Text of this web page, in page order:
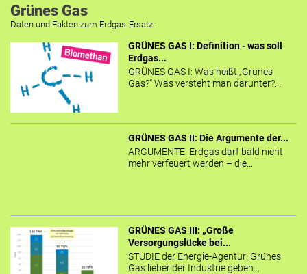
Grünes Gas
Daten und Fakten zum Erdgas-Ersatz.
GRÜNES GAS I: Definition - was soll
Erdgas...
GRÜNES GAS I: Was heißt „Grünes
Gas?“ Was versteht man darunter?...
GRÜNES GAS II: Die Argumente der...
ARGUMENTE Erdgas darf bald nicht
mehr verfeuert werden – die...
GRÜNES GAS III: „Große
Versorgungslücke bei...
STUDIE der Energie-Agentur: Grünes
Gas lieber der Industrie geben...